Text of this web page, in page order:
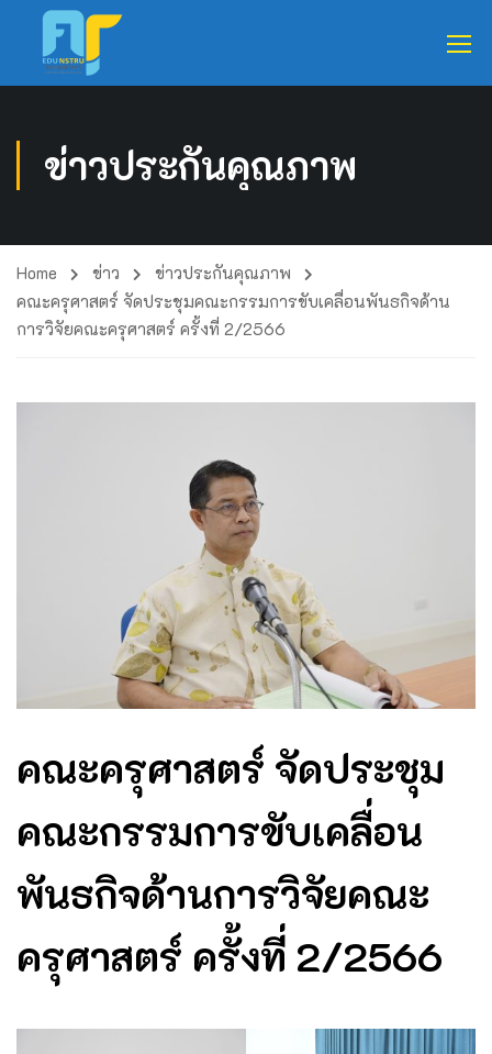
ข่าวประกันคุณภาพ
Home ข่าว
ข่าวประกันคุณภาพ
คณะครุศาสตร์ จัดประชุมคณะกรรมการขับเคลื่อนพันธกิจด้าน
การวิจัยคณะครุศาสตร์ ครั้งที่ 2/2566
คณะครุศาสตร์ จัดประชุม
คณะกรรมการขับเคลื่อน
พันธกิจด้านการวิจัยคณะ
ครุศาสตร์ ครั้งที่ 2/2566